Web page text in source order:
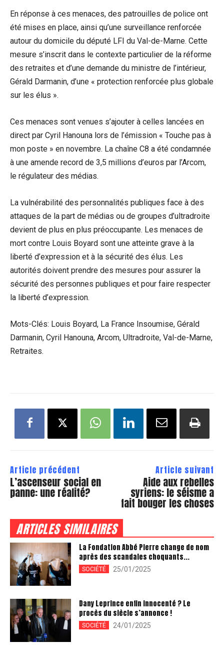
En réponse à ces menaces, des patrouilles de police ont
été mises en place, ainsi qu’une surveillance renforcée
autour du domicile du député LFI du Val-de-Marne. Cette
mesure s’inscrit dans le contexte particulier de la réforme
des retraites et d’une demande du ministre de l’intérieur,
Gérald Darmanin, d’une « protection renforcée plus globale
sur les élus ».
Ces menaces sont venues s’ajouter à celles lancées en
direct par Cyril Hanouna lors de l’émission « Touche pas à
mon poste » en novembre. La chaîne C8 a été condamnée
à une amende record de 3,5 millions d’euros par l’Arcom,
le régulateur des médias.
La vulnérabilité des personnalités publiques face à des
attaques de la part de médias ou de groupes d’ultradroite
devient de plus en plus préoccupante. Les menaces de
mort contre Louis Boyard sont une atteinte grave à la
liberté d’expression et à la sécurité des élus. Les
autorités doivent prendre des mesures pour assurer la
sécurité des personnes publiques et pour faire respecter
la liberté d’expression.
Mots-Clés: Louis Boyard, La France Insoumise, Gérald
Darmanin, Cyril Hanouna, Arcom, Ultradroite, Val-de-Marne,
Retraites.
Article précédent
L’ascenseur social en
panne: une réalité?
Article suivant
Aide aux rebelles
syriens: le séisme a
fait bouger les choses
ARTICLES SIMILAIRES
La Fondation Abbé Pierre change de nom
après des scandales choquants...
SOCIÉTÉ 25/01/2025
Dany Leprince enfin innocenté ? Le
procès du siècle s’annonce !
SOCIÉTÉ 24/01/2025